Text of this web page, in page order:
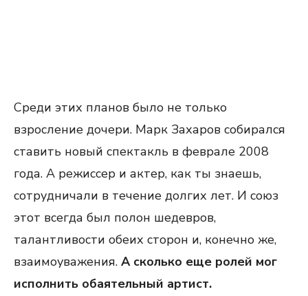
Среди этих планов было не только
взросление дочери. Марк Захаров собирался
ставить новый спектакль в феврале 2008
года. А режиссер и актер, как ты знаешь,
сотрудничали в течение долгих лет. И союз
этот всегда был полон шедевров,
талантливости обеих сторон и, конечно же,
взаимоуважения. А сколько еще ролей мог
исполнить обаятельный артист.